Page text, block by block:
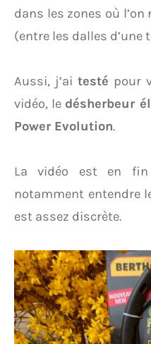
dans les zones où
(entre les dalles d’une
Aussi, j’ai testé pour
vidéo, le désherbeur
Power Evolution.
La vidéo est en fin
notamment entendre
est assez discrète.